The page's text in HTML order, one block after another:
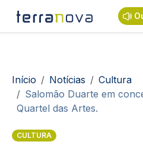
Passar para o conteúdo
Navegação
Início Notícias
Cultura
Salomão Duarte em
Quartel das Artes.
CULTURA